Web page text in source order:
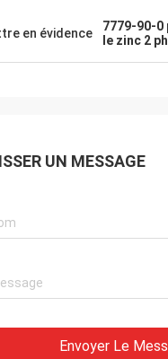
en évidence 7779-90-0
le zinc 2
UN MESSAGE
Envoyer Le